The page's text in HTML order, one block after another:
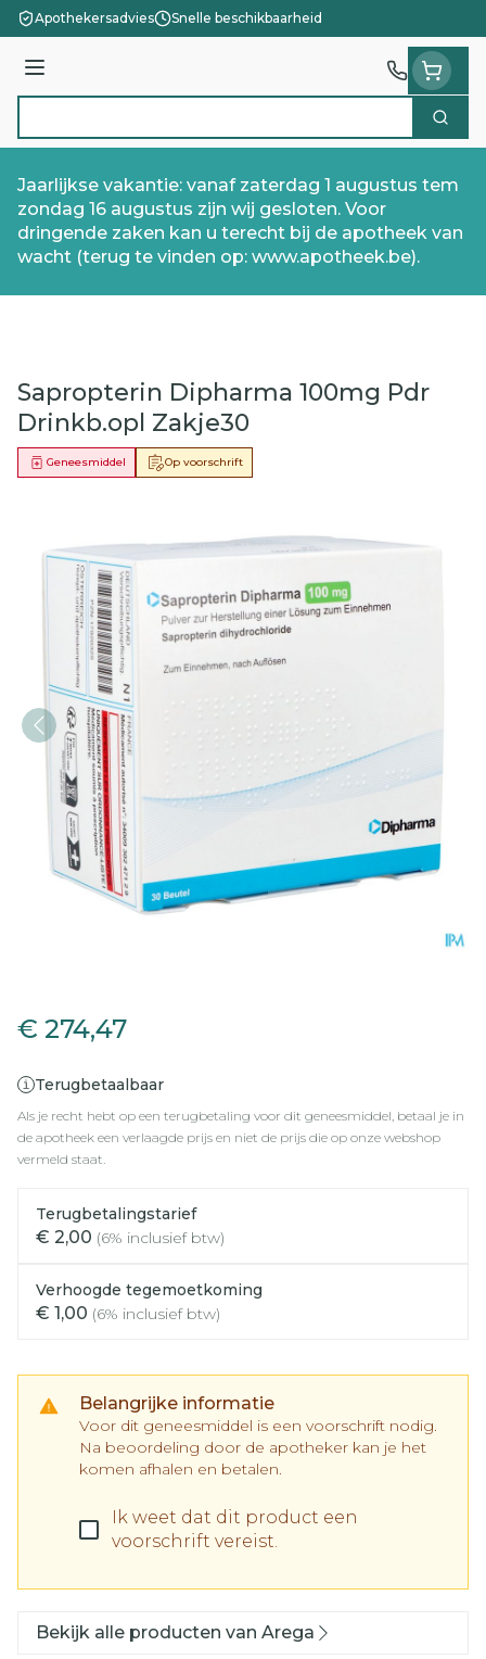
Ga naar de inhoud
Apothekersadvies Snelle beschikbaarheid
Menu
Zoek
Jaarlijkse vakantie: vanaf zaterdag 1 augustus tem
zondag 16 augustus zijn wij gesloten. Voor
dringende zaken kan u terecht bij de apotheek van
wacht (terug te vinden op: www.apotheek.be).
Sapropterin Dipharma 100mg Pdr
Drinkb.opl Zakje30
Op voorschrift
Geneesmiddel
€ 274,47
Terugbetaalbaar
Als je recht hebt op een terugbetaling voor dit geneesmiddel, betaal je in
de apotheek een verlaagde prijs en niet de prijs die op onze webshop
vermeld staat.
Terugbetalingstarief
€ 2,00 (6% inclusief btw)
Verhoogde tegemoetkoming
€ 1,00 (6% inclusief btw)
Belangrijke informatie
Voor dit geneesmiddel is een voorschrift nodig.
Na beoordeling door de apotheker kan je het
komen afhalen en betalen.
Ik weet dat dit product een
voorschrift vereist.
Bekijk alle producten van Arega